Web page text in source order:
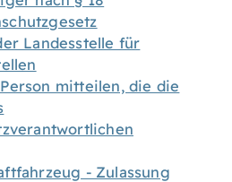
Landesstelle für
mitteilen, die die
- Zulassung